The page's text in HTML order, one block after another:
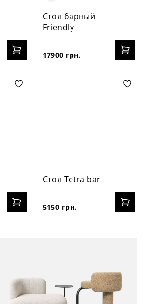
Стол барный
Friendly
17900 грн.
Стол Tetra bar
5150 грн.